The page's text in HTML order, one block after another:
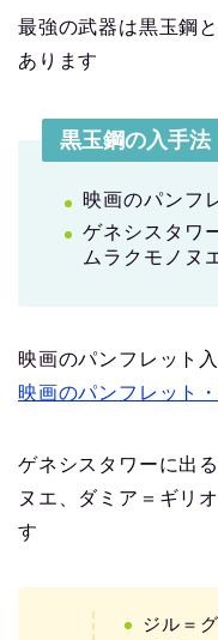
最強の武器は黒玉鋼
あります
黒玉鋼の入手法
映画のパンフ
ゲネシスタワ
ムラクモノヌ
映画のパンフレット
映画のパンフレット
ゲネシスタワーに出
ヌエ、ダミア＝ギリ
す
ジル＝